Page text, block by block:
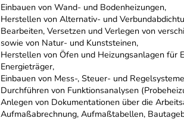
Einbauen von Wand- und Bodenheizungen,
Herstellen von Alternativ- und
Bearbeiten, Versetzen und Verlegen von
sowie von Natur- und Kunststeinen,
Herstellen von Öfen und Heizungsanlagen für
Energieträger,
Einbauen von Mess-, Steuer- und
Durchführen von Funktionsanalysen
Anlegen von Dokumentationen über die
Aufmaßabrechnung, Aufmaßtabellen,